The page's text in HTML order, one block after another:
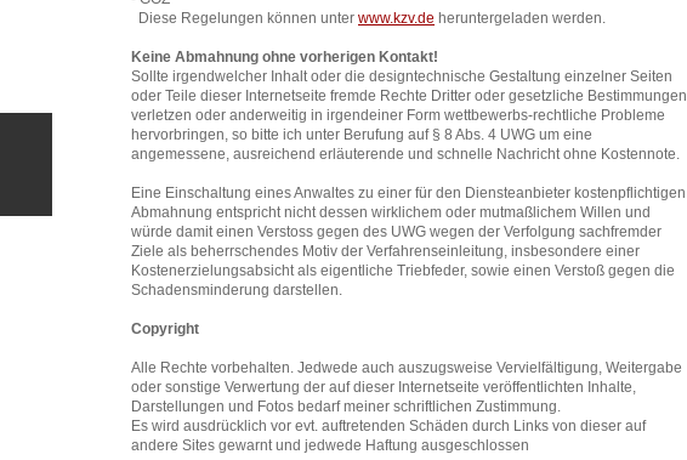
Diese Regelungen können unter www.kzv.de heruntergeladen werden.
Keine Abmahnung ohne vorherigen Kontakt!
Sollte irgendwelcher Inhalt oder die designtechnische Gestaltung einzelner Seiten
oder Teile dieser Internetseite fremde Rechte Dritter oder gesetzliche Bestimmungen
verletzen oder anderweitig in irgendeiner Form wettbewerbs-rechtliche Probleme
hervorbringen, so bitte ich unter Berufung auf § 8 Abs. 4 UWG um eine
angemessene, ausreichend erläuterende und schnelle Nachricht ohne Kostennote.
Eine Einschaltung eines Anwaltes zu einer für den Diensteanbieter kostenpflichtigen
Abmahnung entspricht nicht dessen wirklichem oder mutmaßlichem Willen und
würde damit einen Verstoss gegen des UWG wegen der Verfolgung sachfremder
Ziele als beherrschendes Motiv der Verfahrenseinleitung, insbesondere einer
Kostenerzielungsabsicht als eigentliche Triebfeder, sowie einen Verstoß gegen die
Schadensminderung darstellen.
Copyright
Alle Rechte vorbehalten. Jedwede auch auszugsweise Vervielfältigung, Weitergabe
oder sonstige Verwertung der auf dieser Internetseite veröffentlichten Inhalte,
Darstellungen und Fotos bedarf meiner schriftlichen Zustimmung.
Es wird ausdrücklich vor evt. auftretenden Schäden durch Links von dieser auf
andere Sites gewarnt und jedwede Haftung ausgeschlossen